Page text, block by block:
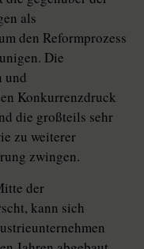
als
den Reformprozess
Die
und
Konkurrenzdruck
die großteils sehr
zu weiterer
zwingen.
der
kann sich